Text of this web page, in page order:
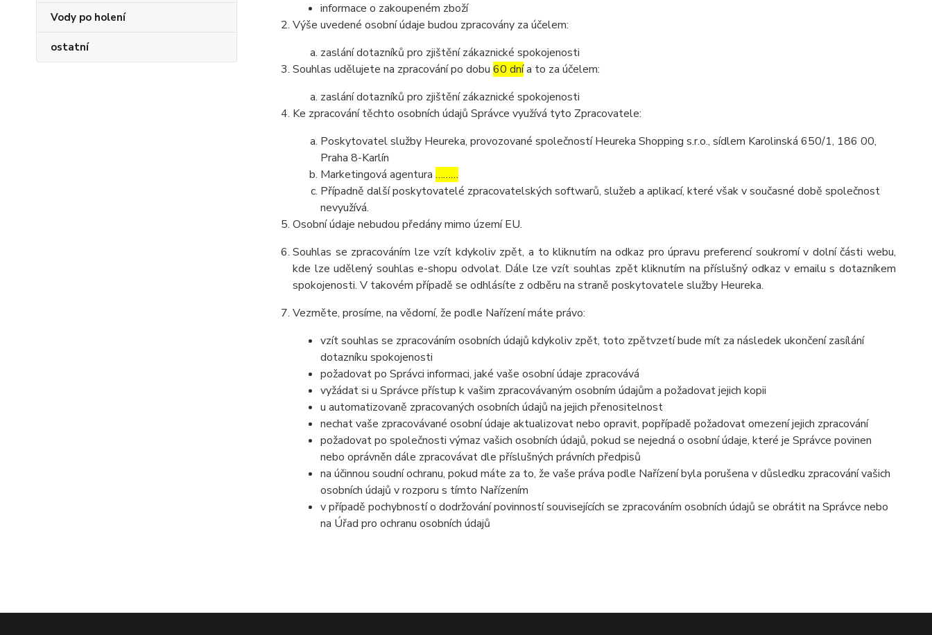
Vody po holení
ostatní
informace o zakoupeném zboží
Výše uvedené osobní údaje budou zpracovány za účelem:
zaslání dotazníků pro zjištění zákaznické spokojenosti
Souhlas udělujete na zpracování po dobu 60 dnía to za účelem:
zaslání dotazníků pro zjištění zákaznické spokojenosti
Ke zpracování těchto osobních údajů Správce využívá tyto Zpracovatele:
Poskytovatel služby Heureka, provozované společností Heureka Shopping s.r.o., sídlem Karolinská 650/1, 186 00,
Praha 8-Karlín
Marketingová agentura ………
Případně další poskytovatelé zpracovatelských softwarů, služeb a aplikací, které však v současné době společnost
nevyužívá.
Osobní údaje nebudou předány mimo území EU.
Souhlas se zpracováním lze vzít kdykoliv zpět, a to kliknutím na odkaz pro úpravu preferencí soukromí v dolní části webu,
kde lze udělený souhlas e-shopu odvolat. Dále lze vzít souhlas zpět kliknutím na příslušný odkaz v emailu s dotazníkem
spokojenosti. V takovém případě se odhlásíte z odběru na straně poskytovatele služby Heureka.
Vezměte, prosíme, na vědomí, že podle Nařízení máte právo:
vzít souhlas se zpracováním osobních údajů kdykoliv zpět, toto zpětvzetí bude mít za následek ukončení zasílání
dotazníku spokojenosti
požadovat po Správci informaci, jaké vaše osobní údaje zpracovává
vyžádat si u Správce přístup k vašim zpracovávaným osobním údajům a požadovat jejich kopii
u automatizovaně zpracovaných osobních údajů na jejich přenositelnost
nechat vaše zpracovávané osobní údaje aktualizovat nebo opravit, popřípadě požadovat omezení jejich zpracování
požadovat po společnosti výmaz vašich osobních údajů, pokud se nejedná o osobní údaje, které je Správce povinen
nebo oprávněn dále zpracovávat dle příslušných právních předpisů
na účinnou soudní ochranu, pokud máte za to, že vaše práva podle Nařízení byla porušena v důsledku zpracování vašich
osobních údajů v rozporu s tímto Nařízením
v případě pochybností o dodržování povinností souvisejících se zpracováním osobních údajů se obrátit na Správce nebo
na Úřad pro ochranu osobních údajů